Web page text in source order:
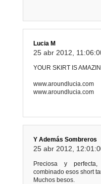
Lucia M
25 abr 2012,
YOUR SKIRT IS
www.aroundlucia.com
www.aroundlucia.com
Y Además Sombreros
25 abr 2012,
Preciosa y
combinado esos short
Muchos besos.